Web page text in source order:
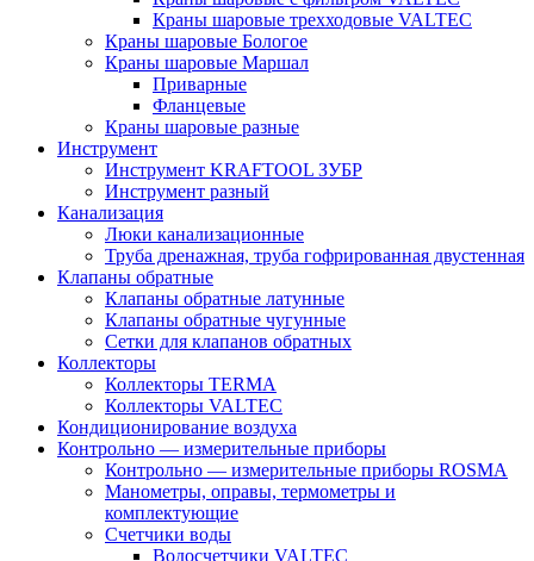
Краны шаровые трехходовые VALTEC
Краны шаровые Бологое
Краны шаровые Маршал
Приварные
Фланцевые
Краны шаровые разные
Инструмент
Инструмент KRAFTOOL ЗУБР
Инструмент разный
Канализация
Люки канализационные
Труба дренажная, труба гофрированная двустенная
Клапаны обратные
Клапаны обратные латунные
Клапаны обратные чугунные
Сетки для клапанов обратных
Коллекторы
Коллекторы TERMA
Коллекторы VALTEC
Кондиционирование воздуха
Контрольно — измерительные приборы
Контрольно — измерительные приборы ROSMA
Манометры, оправы, термометры и
комплектующие
Счетчики воды
Водосчетчики VALTEC